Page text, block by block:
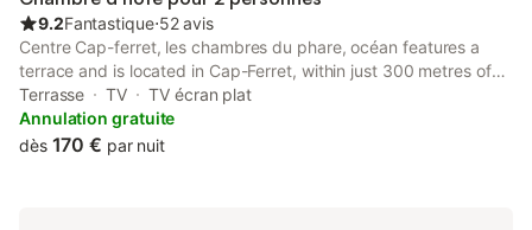
9.2Fantastique⋅52 avis
Centre Cap-ferret, les chambres du phare, océan features a
terrace and is located in Cap-Ferret, within just 300 metres of
Belisaire Beach and 200 metres of Cap Ferret Light House. The
property is non-smoking and is set 5.
Terrasse TV
TV écran plat
Annulation gratuite
dès 170 € par nuit